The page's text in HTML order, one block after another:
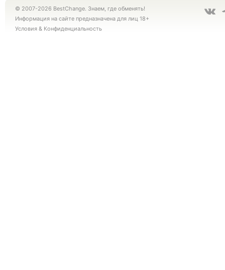
© 2007-2026 BestChange. Знаем, где обменять!
Информация на сайте предназначена для лиц 18+
Условия & Конфиденциальность